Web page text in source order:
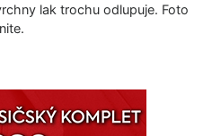
lak trochu odlupuje. Foto